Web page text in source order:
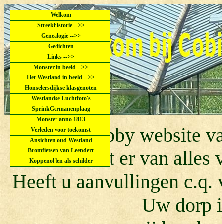
Dit is de hobby website
U kunt er van alles
Heeft u aanvullingen c.q.
Uw dorp
Welkom
Streekhistorie -->>
Genealogie -->>
Gedichten
Links -->>
Monster in beeld -->>
Het Westland in beeld -->>
Honselersdijkse klasgenoten
Westlandse Luchtfoto's
SprinkGermanenplaag
Monster anno 1813
Verleden voor toekomst
Ansichten oud Westland
Bromfietsen van Leendert
Koppenol'len als schilder